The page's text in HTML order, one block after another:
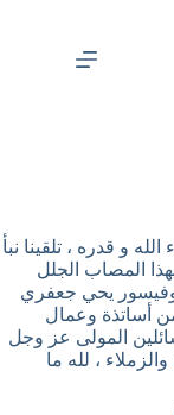
و قدره ، تلقينا نبأ
المصاب الجلل
يحي جعفري
أساتذة وعمال
المولى عز وجل
، لله ما